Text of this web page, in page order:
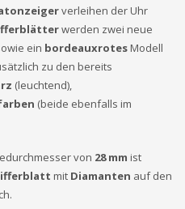
verleihen der Uhr
werden zwei neue
ein bordeauxrotesModell
zu den bereits
(leuchtend),
(beide ebenfalls im
von 28 mm ist
mit Diamanten auf den